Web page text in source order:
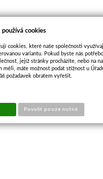
používá cookies
cookies, které naše společnosti
variantu. Pokud byste nás
jejíž stránky procházíte, nebo na
měli, máte možnost podat stížnost u
požadavek obratem vyřešit.
Povolit pouze nutné